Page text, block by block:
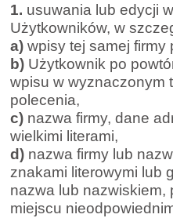
1. usuwania lub edycji
Użytkowników, w
a) wpisy tej samej firmy
b) Użytkownik po
wpisu w wyznaczonym
polecenia,
c) nazwa firmy, dane
wielkimi literami,
d) nazwa firmy lub
znakami literowymi lub
nazwa lub
miejscu